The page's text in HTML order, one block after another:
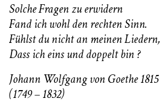
Solche Fragen zu erwidern
Fand ich wohl den rechten Sinn.
Fühlst du nicht an meinen Liedern,
Dass ich eins und doppelt bin ?
Johann Wolfgang von Goethe 1815
(1749 – 1832)